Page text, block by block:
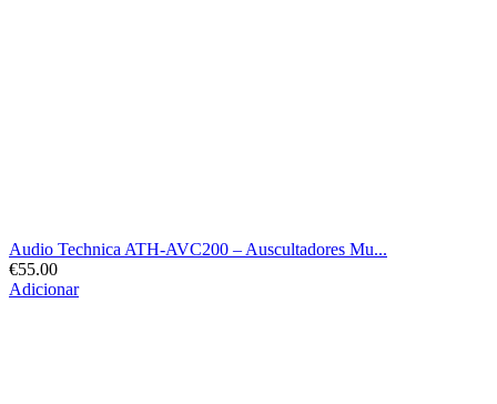
Audio Technica ATH-AVC200 – Auscultadores Mu...
€55.00
Adicionar